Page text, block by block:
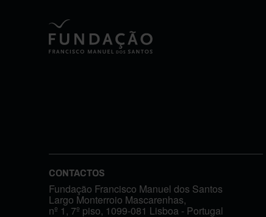
CONTACTOS
Fundação Francisco Manuel dos Santos
Largo Monterroio Mascarenhas,
nº 1, 7º piso, 1099-081 Lisboa - Portugal